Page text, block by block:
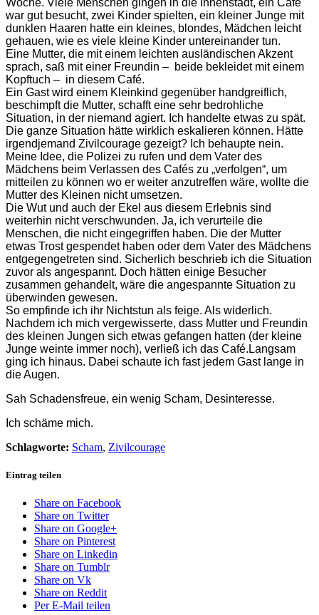
war gut besucht, zwei Kinder spielten, ein kleiner Junge mit
dunklen Haaren hatte ein kleines, blondes, Mädchen leicht
gehauen, wie es viele kleine Kinder untereinander tun.
Eine Mutter, die mit einem leichten ausländischen Akzent
sprach, saß mit einer Freundin – beide bekleidet mit einem
Kopftuch – in diesem Café.
Ein Gast wird einem Kleinkind gegenüber handgreiflich,
beschimpft die Mutter, schafft eine sehr bedrohliche
Situation, in der niemand agiert. Ich handelte etwas zu spät.
Die ganze Situation hätte wirklich eskalieren können. Hätte
irgendjemand Zivilcourage gezeigt? Ich behaupte nein.
Meine Idee, die Polizei zu rufen und dem Vater des
Mädchens beim Verlassen des Cafés zu „verfolgen“, um
mitteilen zu können wo er weiter anzutreffen wäre, wollte die
Mutter des Kleinen nicht umsetzen.
Die Wut und auch der Ekel aus diesem Erlebnis sind
weiterhin nicht verschwunden. Ja, ich verurteile die
Menschen, die nicht eingegriffen haben. Die der Mutter
etwas Trost gespendet haben oder dem Vater des Mädchens
entgegengetreten sind. Sicherlich beschrieb ich die Situation
zuvor als angespannt. Doch hätten einige Besucher
zusammen gehandelt, wäre die angespannte Situation zu
überwinden gewesen.
So empfinde ich ihr Nichtstun als feige. Als widerlich.
Nachdem ich mich vergewisserte, dass Mutter und Freundin
des kleinen Jungen sich etwas gefangen hatten (der kleine
Junge weinte immer noch), verließ ich das Café.Langsam
ging ich hinaus. Dabei schaute ich fast jedem Gast lange in
die Augen.
Sah Schadensfreue, ein wenig Scham, Desinteresse.
Ich schäme mich.
Schlagworte: Scham, Zivilcourage
Eintrag teilen
Share on Facebook
Share on Twitter
Share on Google+
Share on Pinterest
Share on Linkedin
Share on Tumblr
Share on Vk
Share on Reddit
Per E-Mail teilen